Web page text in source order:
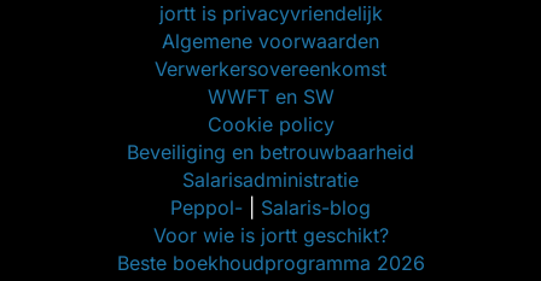
jortt is privacyvriendelijk
Algemene voorwaarden
Verwerkersovereenkomst
WWFT en SW
Cookie policy
Beveiliging en betrouwbaarheid
Salarisadministratie
Peppol-
Salaris-blog
Voor wie is jortt geschikt?
Beste boekhoudprogramma 2026